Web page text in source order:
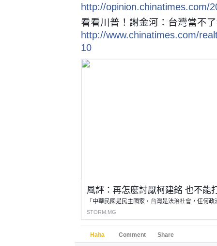
http://opinion.chinatimes.com/
看看川普！謝金河：台灣當不
http://www.chinatimes.com/
10
風評：再怎麼討厭柯建銘 也不能
STORM.MG
Haha Comment Share